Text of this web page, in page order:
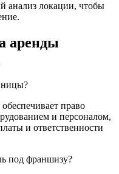
анализ локации, чтобы
аренды
право
и персоналом,
и ответственности
под франшизу?